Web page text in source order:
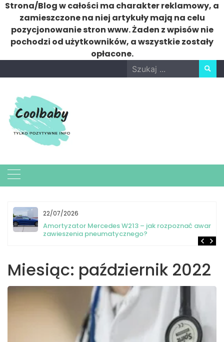
Strona/Blog w całości ma charakter reklamowy, a
zamieszczone na niej artykuły mają na celu
pozycjonowanie stron www. Żaden z wpisów nie
pochodzi od użytkowników, a wszystkie zostały
opłacone.
to
Search
for:
22/07/2026
Amortyzator Mercedes W213 – jak rozpoznać awarię
zawieszenia pneumatycznego?
Miesiąc: październik 2022